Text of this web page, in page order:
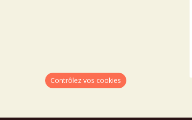
Contrôlez vos cookies